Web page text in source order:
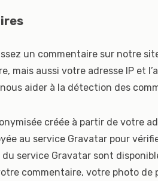
un commentaire sur notre
mais aussi votre adresse IP et
aider à la détection des
créée à partir de votre
au service Gravatar pour
service Gravatar sont
commentaire, votre photo de